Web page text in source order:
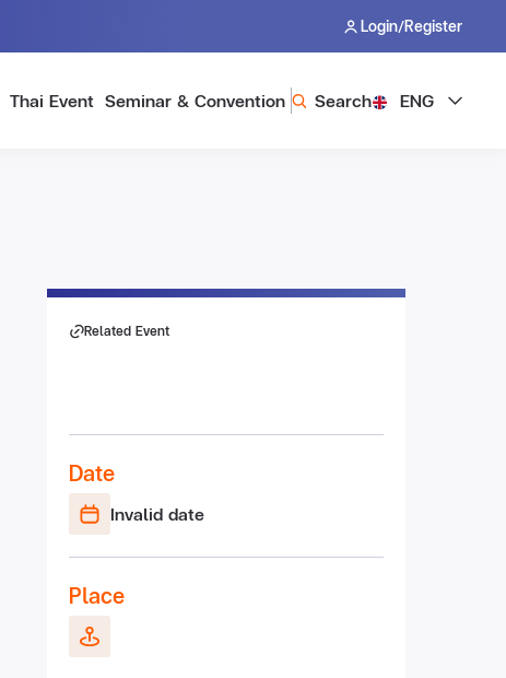
Login/Register
Thai Event Seminar & Convention Search ENG
Related Event
Date
Invalid date
Place